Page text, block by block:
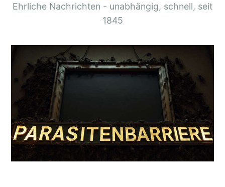
Ehrliche Nachrichten - unabhängig, schnell, seit
1845